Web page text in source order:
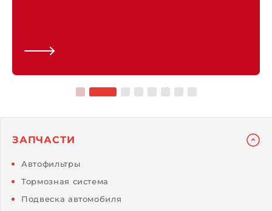
ЗАПЧАСТИ
Автофильтры
Тормозная система
Подвеска автомобиля